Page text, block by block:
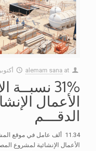
alemam sana at أكتوبر 14,
31%
الأعمال
الدقـــم
11.34 ألف عامل في موقع
الأعمال الإنشائية لمشروع